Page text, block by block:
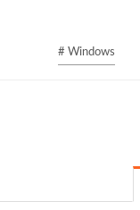
# Windows